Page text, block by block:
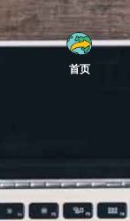
首页